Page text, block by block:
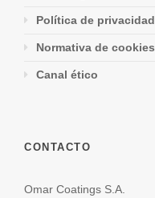
Política de privacidad
Normativa de cookies
Canal ético
CONTACTO
Omar Coatings S.A.